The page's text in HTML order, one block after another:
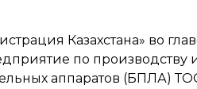
Казахстана» во
по
аппаратов (БПЛА)